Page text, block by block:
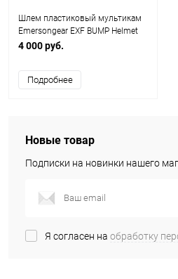
Шлем пластиковый мультикам
Emersongear EXF BUMP Helmet
Protective MC EM8981D
4 000 руб.
Подробнее
Новые товар
Подписки на новинки нашего
Я согласен на обработку